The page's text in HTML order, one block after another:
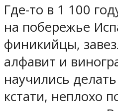
Где-то в 1 100
на побережье
финикийцы,
алфавит и
научились
кстати, неплохо